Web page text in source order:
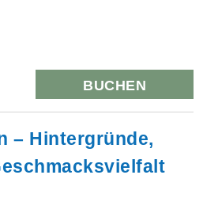
BUCHEN
– Hintergründe,